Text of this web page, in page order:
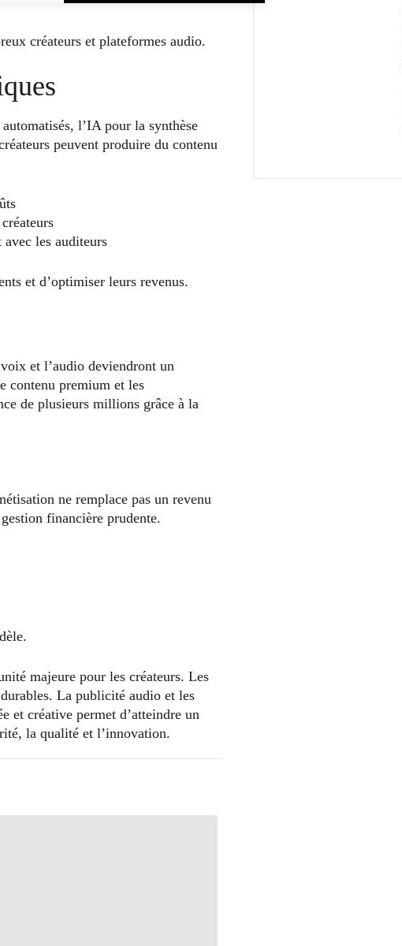
créateurs et plateformes audio.
l’IA pour la synthèse
peuvent produire du contenu
les auditeurs
et d’optimiser leurs revenus.
et l’audio deviendront un
contenu premium et les
de plusieurs millions grâce à la
ne remplace pas un revenu
financière prudente.
majeure pour les créateurs. Les
La publicité audio et les
et créative permet d’atteindre un
la qualité et l’innovation.